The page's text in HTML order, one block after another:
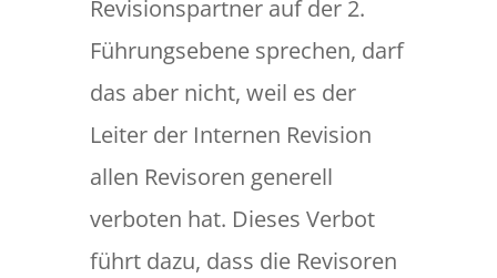
Revisionspartner auf der 2.
Führungsebene sprechen, darf
das aber nicht, weil es der
Leiter der Internen Revision
allen Revisoren generell
verboten hat. Dieses Verbot
führt dazu, dass die Revisoren